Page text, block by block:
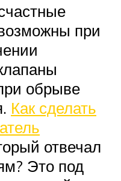
при
обрыве
Как сделать
отвечал
Это под